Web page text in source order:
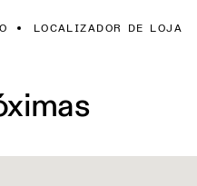
LOCALIZADOR DE LOJA